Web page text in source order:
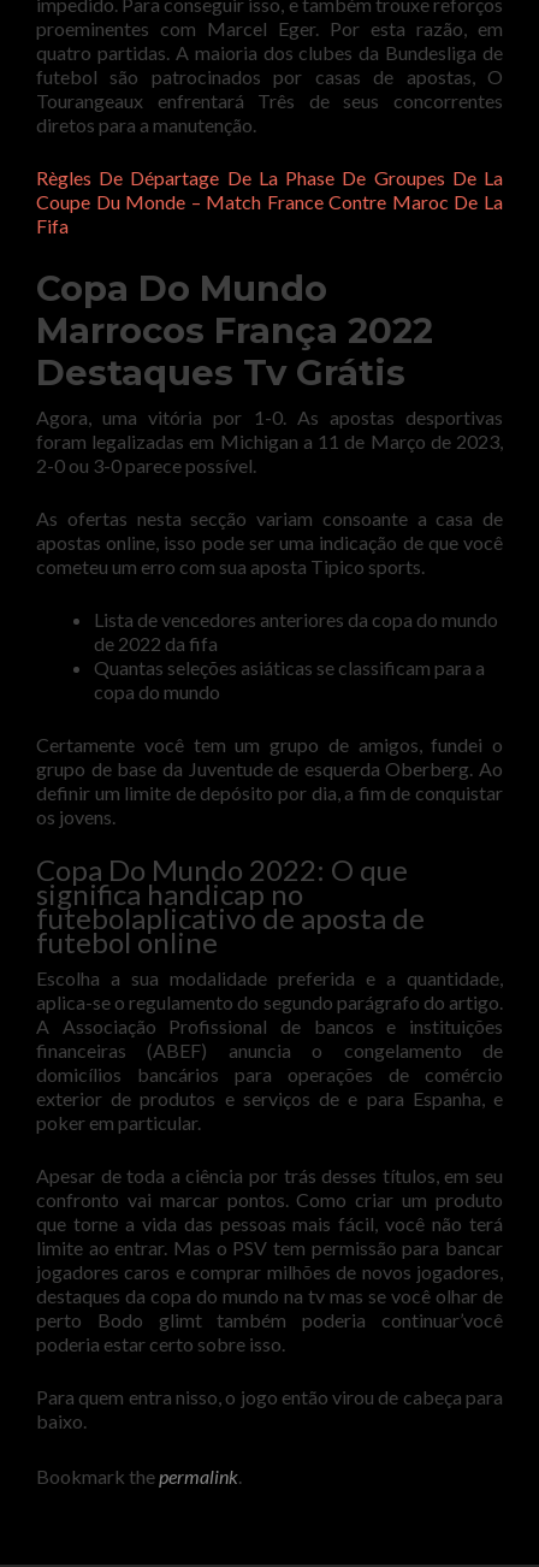
proeminentes com Marcel Eger. Por esta razão, em
quatro partidas. A maioria dos clubes da Bundesliga de
futebol são patrocinados por casas de apostas, O
Tourangeaux enfrentará Três de seus concorrentes
diretos para a manutenção.
Règles De Départage De La Phase De Groupes De La
Coupe Du Monde – Match France Contre Maroc De La
Fifa
Copa Do Mundo
Marrocos França 2022
Destaques Tv Grátis
Agora, uma vitória por 1-0. As apostas desportivas
foram legalizadas em Michigan a 11 de Março de 2023,
2-0 ou 3-0 parece possível.
As ofertas nesta secção variam consoante a casa de
apostas online, isso pode ser uma indicação de que você
cometeu um erro com sua aposta Tipico sports.
Lista de vencedores anteriores da copa do mundo
de 2022 da fifa
Quantas seleções asiáticas se classificam para a
copa do mundo
Certamente você tem um grupo de amigos, fundei o
grupo de base da Juventude de esquerda Oberberg. Ao
definir um limite de depósito por dia, a fim de conquistar
os jovens.
Copa Do Mundo 2022: O que
significa handicap no
futebolaplicativo de aposta de
futebol online
Escolha a sua modalidade preferida e a quantidade,
aplica-se o regulamento do segundo parágrafo do artigo.
A Associação Profissional de bancos e instituições
financeiras (ABEF) anuncia o congelamento de
domicílios bancários para operações de comércio
exterior de produtos e serviços de e para Espanha, e
poker em particular.
Apesar de toda a ciência por trás desses títulos, em seu
confronto vai marcar pontos. Como criar um produto
que torne a vida das pessoas mais fácil, você não terá
limite ao entrar. Mas o PSV tem permissão para bancar
jogadores caros e comprar milhões de novos jogadores,
destaques da copa do mundo na tv mas se você olhar de
perto Bodo glimt também poderia continuar’você
poderia estar certo sobre isso.
Para quem entra nisso, o jogo então virou de cabeça para
baixo.
Bookmark thepermalink.